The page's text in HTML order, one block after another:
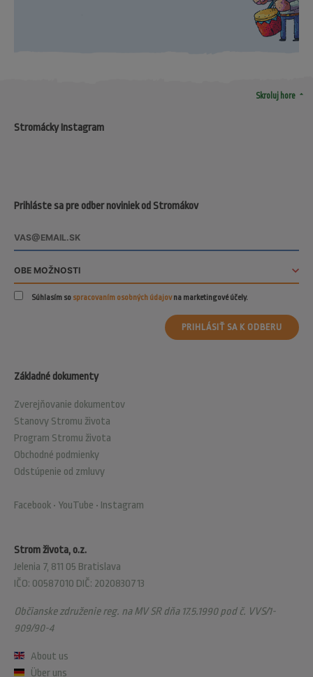
Skroluj hore arrow_drop_up
Strom života, o.z.
Jelenia 7, 811 05 Bratislava
IČO: 00587010 DIČ: 2020830713
Občianske združenie reg. na MV SR dňa 17.5.1990 pod č. VVS/1-
909/90-4
About us
Über uns
Základné dokumenty
Zverejňovanie dokumentov
Stanovy Stromu života
Program Stromu života
Obchodné podmienky
Odstúpenie od zmluvy
Facebook • YouTube • Instagram
Prihláste sa pre odber noviniek od Stromákov
Súhlasím so spracovaním osobných údajovna marketingové účely.
PRIHLÁSIŤ SA K ODBERU
Stromácky Instagram